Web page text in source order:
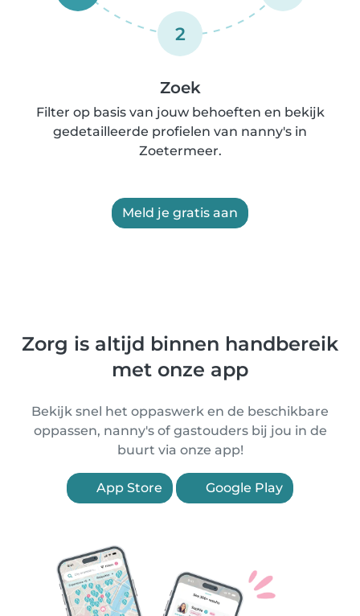
2
Zoek
Filter op basis van jouw behoeften en bekijk
gedetailleerde profielen van nanny's in
Zoetermeer.
Meld je gratis aan
Zorg is altijd binnen handbereik
met onze app
Bekijk snel het oppaswerk en de beschikbare
oppassen, nanny's of gastouders bij jou in de
buurt via onze app!
App Store Google Play